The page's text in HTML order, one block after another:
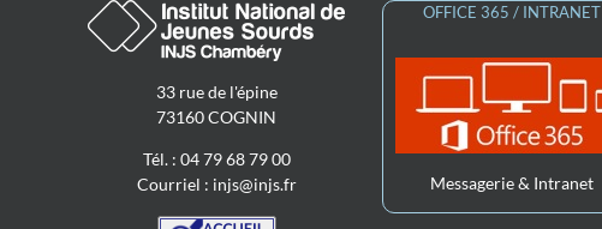
33 rue de l'épine
73160 COGNIN
Tél. : 04 79 68 79 00
Courriel : injs@injs.fr
OFFICE 365 / INTRANET
Messagerie & Intranet